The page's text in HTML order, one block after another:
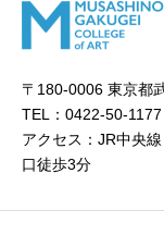
〒180-0006 東京都
TEL：0422-50-1177
アクセス：JR中央
口徒歩3分